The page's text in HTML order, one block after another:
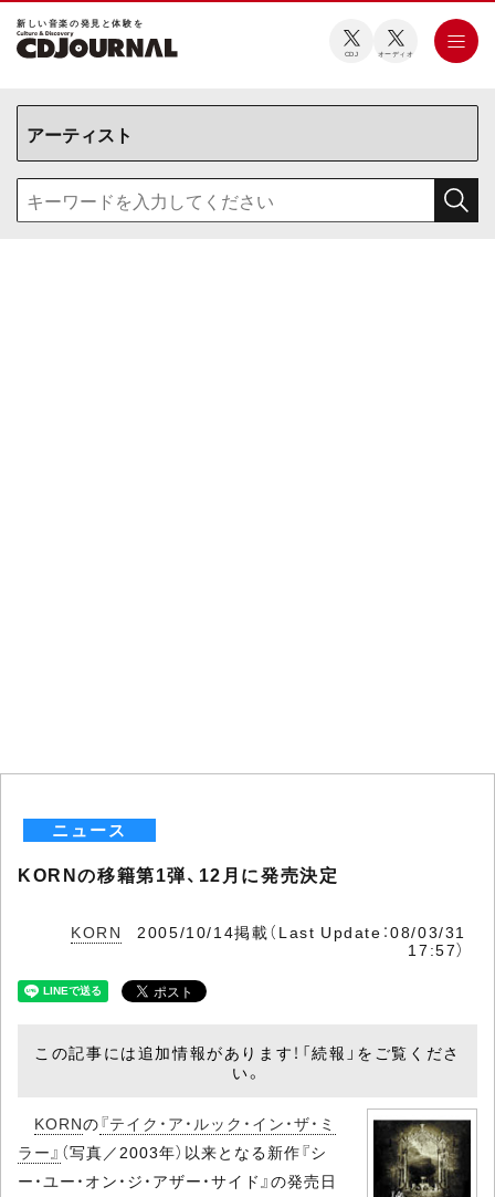
新しい⾳楽の発⾒と体験を
CDJ オーディオ
ニュース
KORNの移籍第1弾、12月に発売決定
KORN
2005/10/14掲載（Last Update：08/03/31
17:57）
この記事には追加情報があります！「続報」をご覧くださ
い。
KORNの『テイク・ア・ルック・イン・ザ・ミ
ラー』 （写真／2003年）以来となる新作『シ
ー・ユー・オン・ジ・アザー・サイド』の発売日